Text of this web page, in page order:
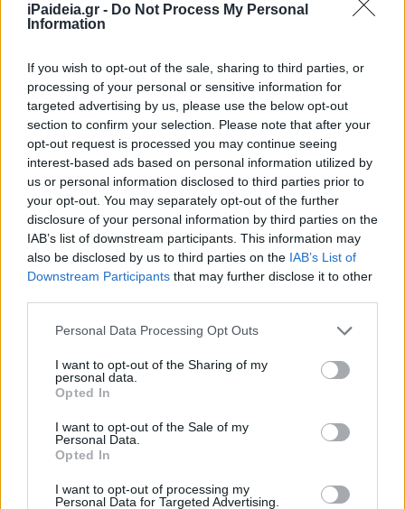
iPaideia.gr - Do Not Process My Personal
Information
If you wish to opt-out of the sale, sharing to third parties, or
processing of your personal or sensitive information for
targeted advertising by us, please use the below opt-out
section to confirm your selection. Please note that after your
opt-out request is processed you may continue seeing
interest-based ads based on personal information utilized by
us or personal information disclosed to third parties prior to
your opt-out. You may separately opt-out of the further
disclosure of your personal information by third parties on the
IAB’s list of downstream participants. This information may
also be disclosed by us to third parties on the IAB’s List of
Downstream Participants that may further disclose it to other
Please note that this website/app uses one or more Google
not limited to your visit or usage behaviour. You may click to
grant or deny consent to Google and its third-party tags to
use your data for below specified purposes in below Google
consent section.
Personal Data Processing Opt Outs
I want to opt-out of the Sharing of my
personal data.
Opted In
I want to opt-out of the Sale of my
Personal Data.
Opted In
I want to opt-out of processing my
Personal Data for Targeted Advertising.